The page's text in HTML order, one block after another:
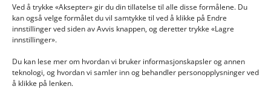
Ved å trykke «Aksepter» gir du din tillatelse til alle disse formålene. Du
kan også velge formålet du vil samtykke til ved å klikke på Endre
innstillinger ved siden av Avvis knappen, og deretter trykke «Lagre
innstillinger».
Du kan lese mer om hvordan vi bruker informasjonskapsler og annen
teknologi, og hvordan vi samler inn og behandler personopplysninger ved
å klikke på lenken.
INFORMASJON